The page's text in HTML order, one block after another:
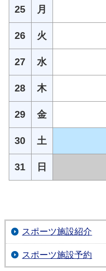
25 月
26 火
27 水
28 木
29 金
30 土
31 日
スポーツ施設紹介
スポーツ施設予約